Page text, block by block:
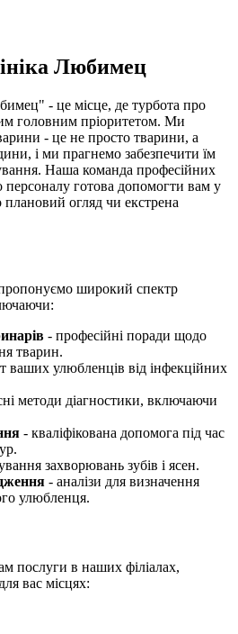
Любимец
- це місце, де турбота про
головним пріоритетом. Ми
- це не просто тварини, а
і ми прагнемо забезпечити їм
Наша команда професійних
персоналу готова допомогти вам у
плановий огляд чи екстрена
широкий спектр
- професійні поради щодо
тварин.
ваших улюбленців від інфекційних
методи діагностики, включаючи
- кваліфікована допомога під час
захворювань зубів і ясен.
- аналізи для визначення
улюбленця.
послуги в наших філіалах,
вас місцях: